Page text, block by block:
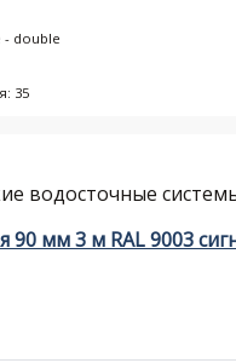
- double
35
водосточные
90 мм 3 м RAL 9003